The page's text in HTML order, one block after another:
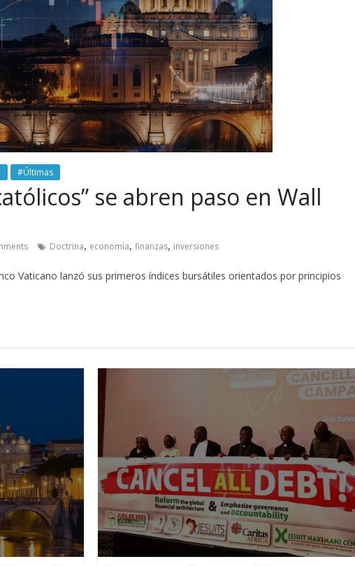
#Últimas
se abren paso en Wall
Doctrina, economía, finanzas, inversiones
Vaticano lanzó sus primeros índices bursátiles orientados por principios